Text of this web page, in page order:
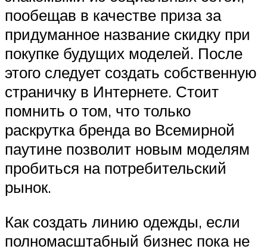
пообещав в качестве приза за
придуманное название скидку при
покупке будущих моделей. После
этого следует создать собственную
страничку в Интернете. Стоит
помнить о том, что только
раскрутка бренда во Всемирной
паутине позволит новым моделям
пробиться на потребительский
рынок.
Как создать линию одежды, если
полномасштабный бизнес пока не